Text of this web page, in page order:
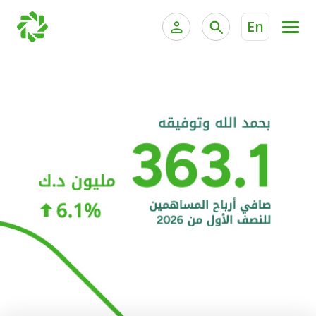
En
الخدمات المصرفية الإلكترونية للشركات
خدمة "بيتك" للتداول الإلكتروني
الحسابات المصرفية
البطاقات
"برامج العملاء"